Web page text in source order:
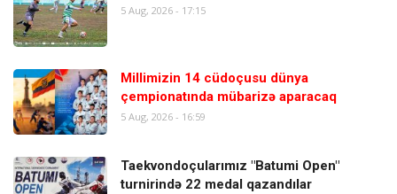
5 Aug, 2026 - 17:15
Millimizin 14 cüdoçusu dünya
çempionatında mübarizə aparacaq
5 Aug, 2026 - 16:59
Taekvondoçularımız "Batumi Open"
turnirində 22 medal qazandılar